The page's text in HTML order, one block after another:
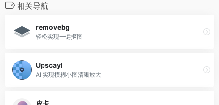
相关导航
removebg
轻松实现一键抠图
Upscayl
AI 实现模糊小图清晰放大